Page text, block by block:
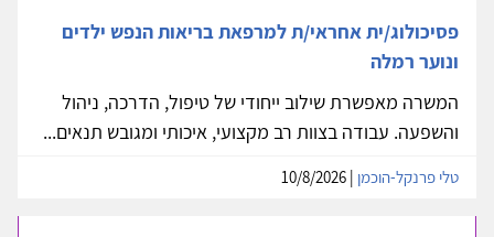
פסיכולוג/ית אחראי/ת למרפאת בריאות הנפש ילדים
ונוער רמלה
המשרה מאפשרת שילוב ייחודי של טיפול, הדרכה, ניהול
והשפעה. עבודה בצוות רב מקצועי, איכותי ומגובש תנאים...
טלי פרנקל-הוכמן